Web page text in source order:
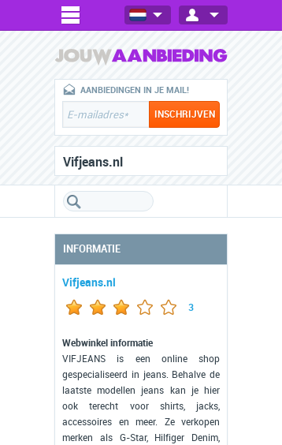
AANBIEDINGEN IN JE MAIL!
Vifjeans.nl
INFORMATIE
Vifjeans.nl
3
Webwinkel informatie
VIFJEANS is een online shop
gespecialiseerd in jeans. Behalve de
laatste modellen jeans kan je hier
ook terecht voor shirts, jacks,
accessoires en meer. Ze verkopen
merken als G-Star, Hilfiger Denim,